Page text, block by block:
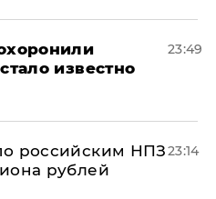
известно
23:49
российским НПЗ
рублей
23:14